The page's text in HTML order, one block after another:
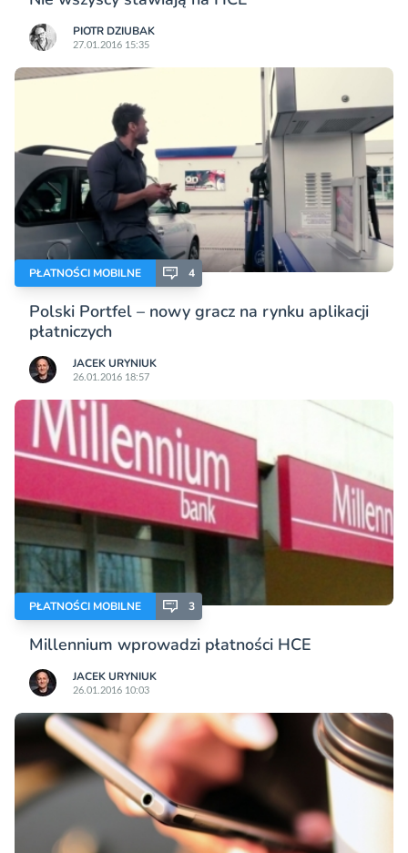
PIOTR DZIUBAK
27.01.2016 15:35
PŁATNOŚCI MOBILNE 4
Polski Portfel – nowy gracz na rynku aplikacji
płatniczych
JACEK URYNIUK
26.01.2016 18:57
PŁATNOŚCI MOBILNE 3
Millennium wprowadzi płatności HCE
JACEK URYNIUK
26.01.2016 10:03